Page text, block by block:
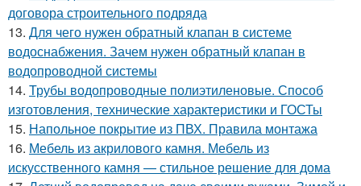
договора строительного подряда
13. Для чего нужен обратный клапан в системе
водоснабжения. Зачем нужен обратный клапан в
водопроводной системы
14. Трубы водопроводные полиэтиленовые. Способ
изготовления, технические характеристики и ГОСТы
15. Напольное покрытие из ПВХ. Правила монтажа
16. Мебель из акрилового камня. Мебель из
искусственного камня — стильное решение для дома